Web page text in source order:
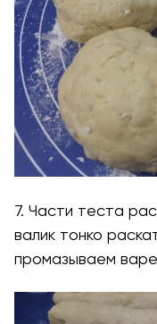
7. Части теста
валик тонко
промазываем